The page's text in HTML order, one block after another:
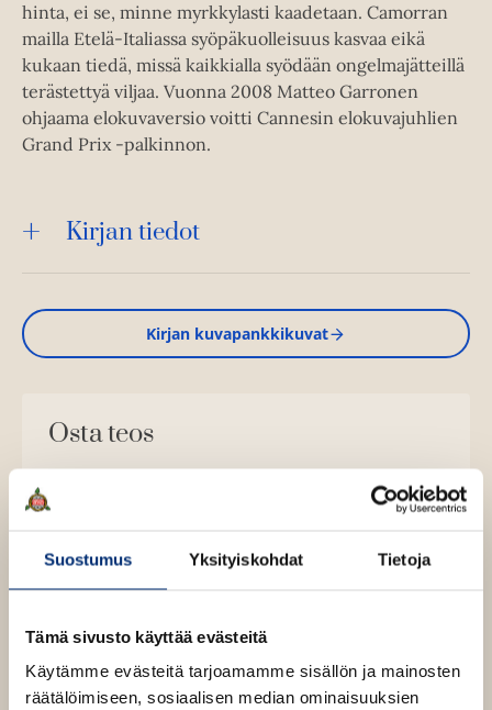
Suostumus Yksityiskohdat Tietoja
Tämä sivusto käyttää evästeitä
Käytämme evästeitä tarjoamamme sisällön ja mainosten
räätälöimiseen, sosiaalisen median ominaisuuksien
hinta, ei se, minne myrkkylasti kaadetaan. Camorran
mailla Etelä-Italiassa syöpäkuolleisuus kasvaa eikä
kukaan tiedä, missä kaikkialla syödään ongelmajätteillä
terästettyä viljaa. Vuonna 2008 Matteo Garronen
ohjaama elokuvaversio voitti Cannesin elokuvajuhlien
Grand Prix -palkinnon.
Kirjan tiedot
Kirjan kuvapankkikuvat
Osta teos
K
u
n
e
l
e
B
o
k
e
a
t
K
n
e
B
k
b
e